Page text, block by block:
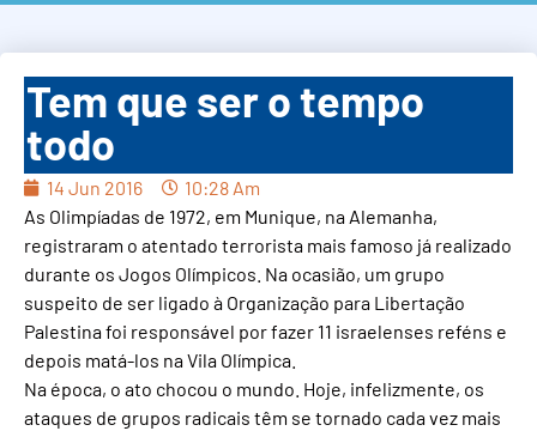
Tem que ser o tempo
todo
14 Jun 2016
10:28 Am
As Olimpíadas de 1972, em Munique, na Alemanha,
registraram o atentado terrorista mais famoso já realizado
durante os Jogos Olímpicos. Na ocasião, um grupo
suspeito de ser ligado à Organização para Libertação
Palestina foi responsável por fazer 11 israelenses reféns e
depois matá-los na Vila Olímpica.
Na época, o ato chocou o mundo. Hoje, infelizmente, os
ataques de grupos radicais têm se tornado cada vez mais